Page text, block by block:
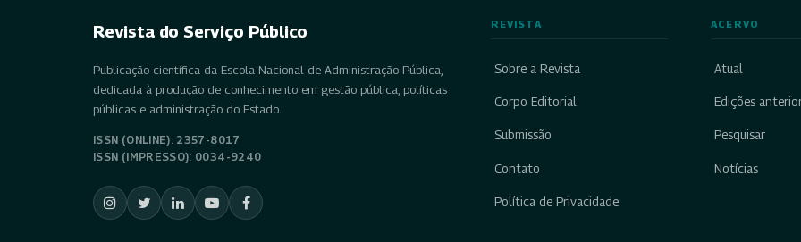
Revista do Serviço Público
Publicação científica da Escola Nacional de Administração Pública,
dedicada à produção de conhecimento em gestão pública, políticas
públicas e administração do Estado.
ISSN (ONLINE): 2357-8017
ISSN (IMPRESSO): 0034-9240
REVISTA
Sobre a Revista
Corpo Editorial
Submissão
Contato
Política de Privacidade
ACERVO
Atual
Edições
Pesquisar
Notícias